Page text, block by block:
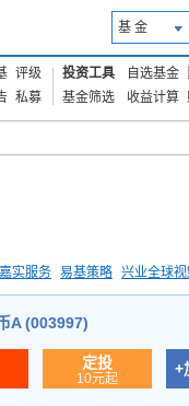
基 金
评级
私募
投资工具 自选基金
基金筛选
收益计算
嘉实服务 易基策略 兴业全球
A (003997)
定投
10元起
+